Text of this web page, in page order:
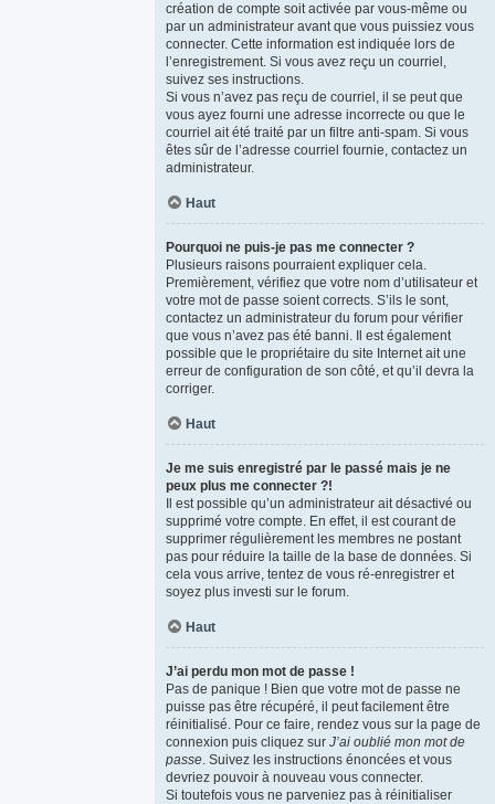
création de compte soit activée par vous-même ou
par un administrateur avant que vous puissiez vous
connecter. Cette information est indiquée lors de
l’enregistrement. Si vous avez reçu un courriel,
suivez ses instructions.
Si vous n’avez pas reçu de courriel, il se peut que
vous ayez fourni une adresse incorrecte ou que le
courriel ait été traité par un filtre anti-spam. Si vous
êtes sûr de l’adresse courriel fournie, contactez un
administrateur.
Haut
Pourquoi ne puis-je pas me connecter ?
Plusieurs raisons pourraient expliquer cela.
Premièrement, vérifiez que votre nom d’utilisateur et
votre mot de passe soient corrects. S’ils le sont,
contactez un administrateur du forum pour vérifier
que vous n’avez pas été banni. Il est également
possible que le propriétaire du site Internet ait une
erreur de configuration de son côté, et qu’il devra la
corriger.
Haut
Je me suis enregistré par le passé mais je ne
peux plus me connecter ?!
Il est possible qu’un administrateur ait désactivé ou
supprimé votre compte. En effet, il est courant de
supprimer régulièrement les membres ne postant
pas pour réduire la taille de la base de données. Si
cela vous arrive, tentez de vous ré-enregistrer et
soyez plus investi sur le forum.
Haut
J’ai perdu mon mot de passe !
Pas de panique ! Bien que votre mot de passe ne
puisse pas être récupéré, il peut facilement être
réinitialisé. Pour ce faire, rendez vous sur la page de
connexion puis cliquez sur J’ai oublié mon mot de
passe. Suivez les instructions énoncées et vous
devriez pouvoir à nouveau vous connecter.
Si toutefois vous ne parveniez pas à réinitialiser